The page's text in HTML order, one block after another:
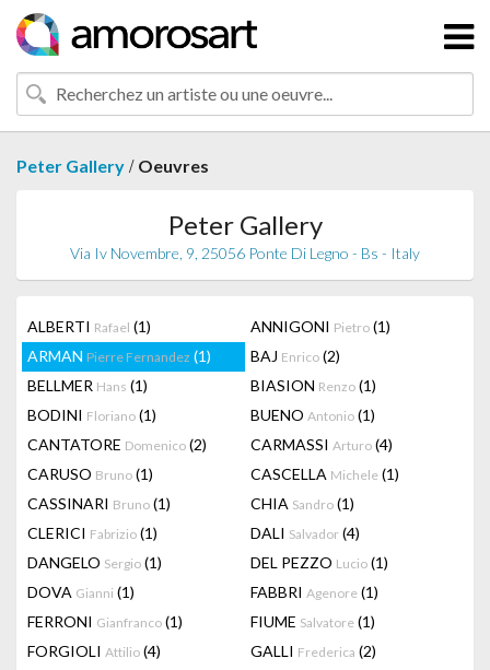
Peter Gallery / Oeuvres
Peter Gallery
Via Iv Novembre, 9, 25056 Ponte Di Legno - Bs - Italy
ALBERTI Rafael (1) ANNIGONI Pietro (1)
ARMAN Pierre Fernandez (1) BAJ Enrico (2)
BELLMER Hans (1) BIASION Renzo (1)
BODINI Floriano (1) BUENO Antonio (1)
CANTATORE Domenico (2) CARMASSI Arturo (4)
CARUSO Bruno (1) CASCELLA Michele (1)
CASSINARI Bruno (1) CHIA Sandro (1)
CLERICI Fabrizio (1) DALI Salvador (4)
DANGELO Sergio (1) DEL PEZZO Lucio (1)
DOVA Gianni (1) FABBRI Agenore (1)
FERRONI Gianfranco (1) FIUME Salvatore (1)
FORGIOLI Attilio (4) GALLI Frederica (2)